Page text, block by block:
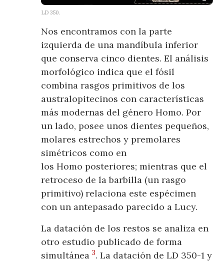
LD 350.
Nos encontramos con la parte
izquierda de una mandíbula inferior
que conserva cinco dientes. El análisis
morfológico indica que el fósil
combina rasgos primitivos de los
australopitecinos con características
más modernas del género Homo. Por
un lado, posee unos dientes pequeños,
molares estrechos y premolares
simétricos como en
los Homo posteriores; mientras que el
retroceso de la barbilla (un rasgo
primitivo) relaciona este espécimen
con un antepasado parecido a Lucy.
La datación de los restos se analiza en
otro estudio publicado de forma
simultánea3. La datación de LD 350-1 y